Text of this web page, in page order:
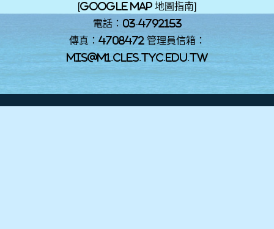
[Google Map 地圖指南]
電話：03-4792153
傳真：4708472 管理員信箱：
mis@m1.cles.tyc.edu.tw